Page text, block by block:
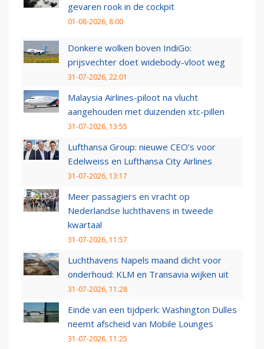
gevaren rook in de cockpit
01-08-2026, 8:00
Donkere wolken boven IndiGo:
prijsvechter doet widebody-vloot weg
31-07-2026, 22:01
Malaysia Airlines-piloot na vlucht
aangehouden met duizenden xtc-pillen
31-07-2026, 13:55
Lufthansa Group: nieuwe CEO’s voor
Edelweiss en Lufthansa City Airlines
31-07-2026, 13:17
Meer passagiers en vracht op
Nederlandse luchthavens in tweede
kwartaal
31-07-2026, 11:57
Luchthavens Napels maand dicht voor
onderhoud: KLM en Transavia wijken uit
31-07-2026, 11:28
Einde van een tijdperk: Washington Dulles
neemt afscheid van Mobile Lounges
31-07-2026, 11:25